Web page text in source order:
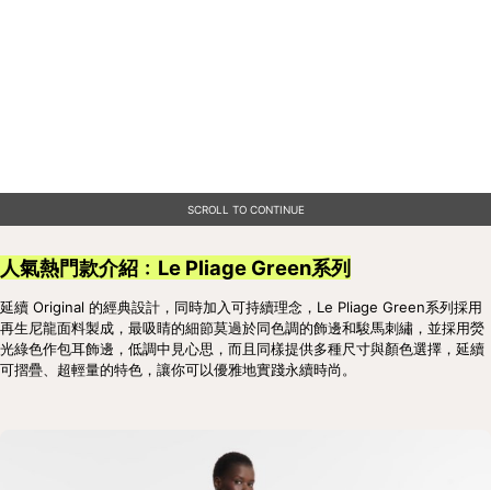
SCROLL TO CONTINUE
人氣熱門款介紹﹕Le Pliage Green系列
延續 Original 的經典設計，同時加入可持續理念，Le Pliage Green系列採用
再生尼龍面料製成，最吸睛的細節莫過於同色調的飾邊和駿馬刺繡，並採用熒
光綠色作包耳飾邊，低調中見心思，而且同樣提供多種尺寸與顏色選擇，延續
可摺疊、超輕量的特色，讓你可以優雅地實踐永續時尚。